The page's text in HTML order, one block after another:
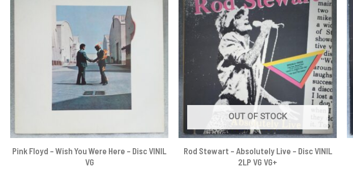
Pink Floyd ‎– Wish You Were Here – Disc VINIL
VG
OUT OF STOCK
Rod Stewart – Absolutely Live – Disc VINIL
2LP VG VG+